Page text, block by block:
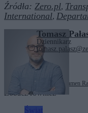
Źródła: Zero.pl,
International,
Tomasz
Dziennikarz
Rumen
Zobacz również